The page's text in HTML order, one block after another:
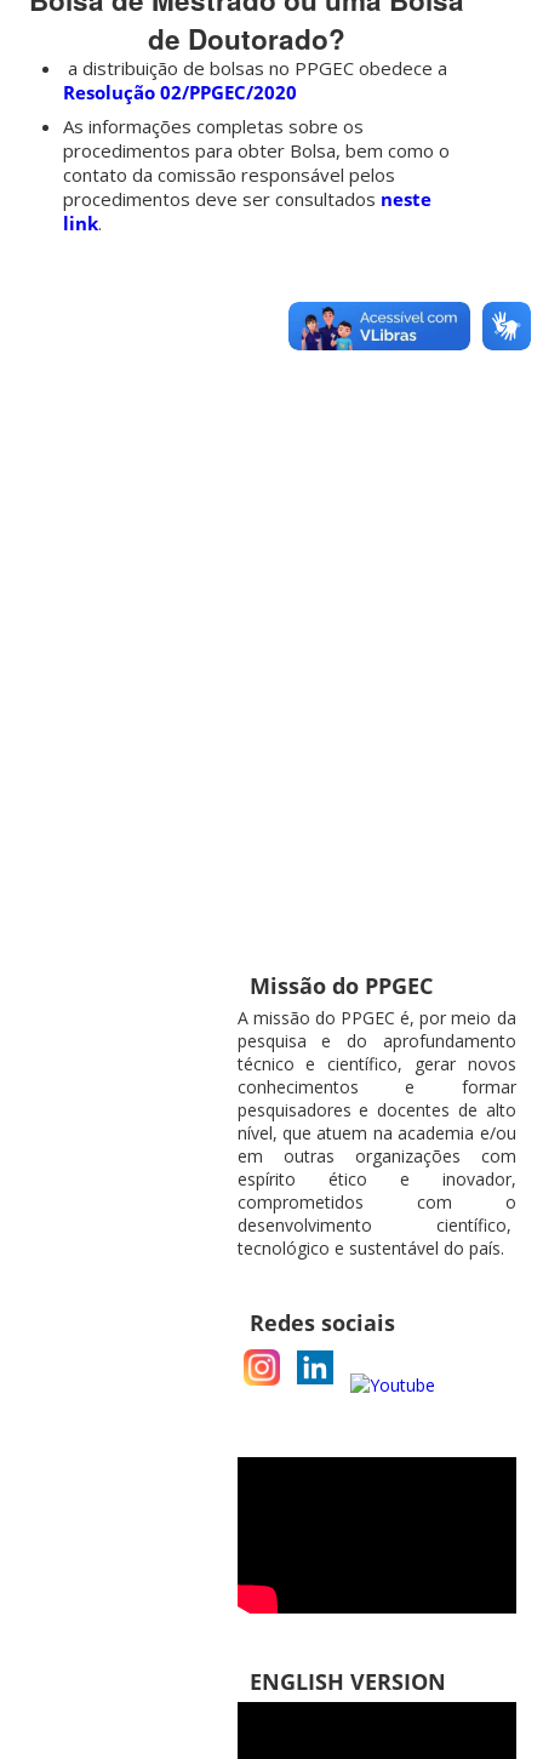
de Doutorado?
a distribuição de bolsas no PPGEC obedece a
Resolução 02/PPGEC/2020
As informações completas sobre os
procedimentos para obter Bolsa, bem como o
contato da comissão responsável pelos
procedimentos deve ser consultados neste
link.
Missão do PPGEC
A missão do PPGEC é, por meio da
pesquisa e do aprofundamento
técnico e científico, gerar novos
conhecimentos e formar
pesquisadores e docentes de alto
nível, que atuem na academia e/ou
em outras organizações com
espírito ético e inovador,
comprometidos com o
desenvolvimento científico,
tecnológico e sustentável do país.
Redes sociais
ENGLISH VERSION